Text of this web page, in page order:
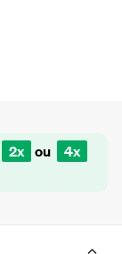
2x ou 4x